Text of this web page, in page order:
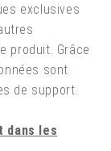
exclusives
produit. Grâce
sont
de support.
dans les